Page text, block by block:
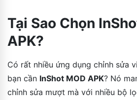
Tại Sao Chọn
APK?
Có rất nhiều ứng dụng chỉnh sửa
bạn cần InShot MOD APK? Nó
chỉnh sửa mượt mà với nhiều bộ